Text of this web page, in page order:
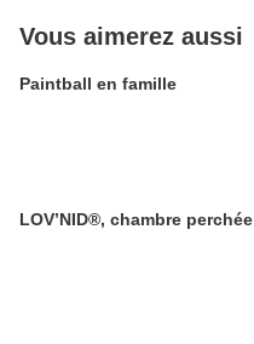
Vous aimerez aussi
Paintball en famille
LOV’NID®, chambre perchée